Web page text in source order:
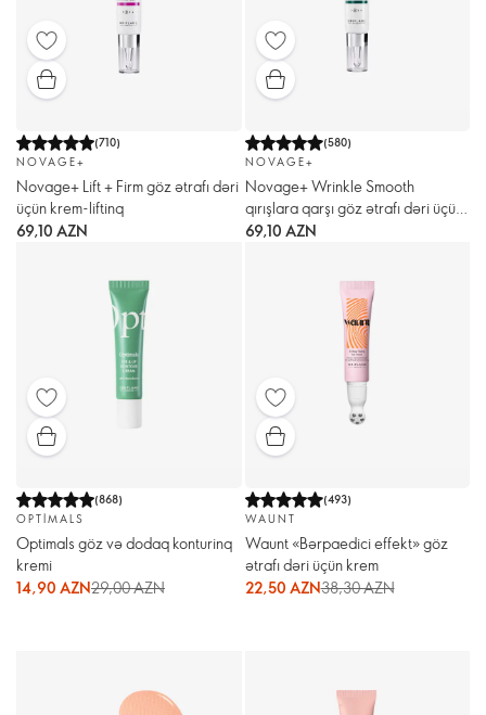
(710)
NOVAGE+
Novage+ Lift + Firm göz ətrafı dəri
üçün krem-liftinq
69,10 AZN
(580)
NOVAGE+
Novage+ Wrinkle Smooth
qırışlara qarşı göz ətrafı dəri üçün
krem
69,10 AZN
(868)
OPTIMALS
Optimals göz və dodaq konturinq
kremi
14,90 AZN29,00 AZN
(493)
WAUNT
Waunt «Bərpaedici effekt» göz
ətrafı dəri üçün krem
22,50 AZN38,30 AZN